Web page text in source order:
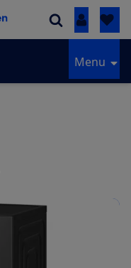
Inloggen
Menu